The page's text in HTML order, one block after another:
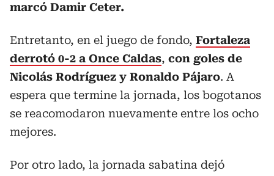
marcó Damir Ceter.
Entretanto, en el juego de fondo, Fortaleza
derrotó 0-2 a Once Caldas, con goles de
Nicolás Rodríguez y Ronaldo Pájaro. A
espera que termine la jornada, los bogotanos
se reacomodaron nuevamente entre los ocho
mejores.
Por otro lado, la jornada sabatina dejó